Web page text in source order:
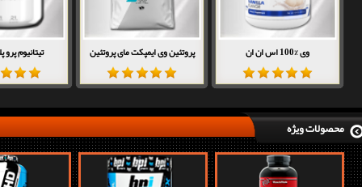
وی %100 اس ان ان پروتئین وی ایمپکت مای پروتئین تیتانیوم پرو
محصولات ویژه